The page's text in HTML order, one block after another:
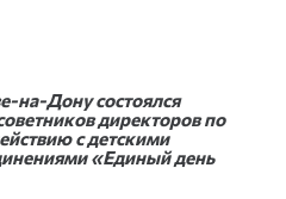
на-Дону состоялся
директоров по
с детскими
«Единый день